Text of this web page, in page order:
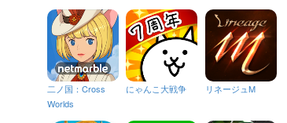
二ノ国：Cross
Worlds
にゃんこ大戦争 リネージュM